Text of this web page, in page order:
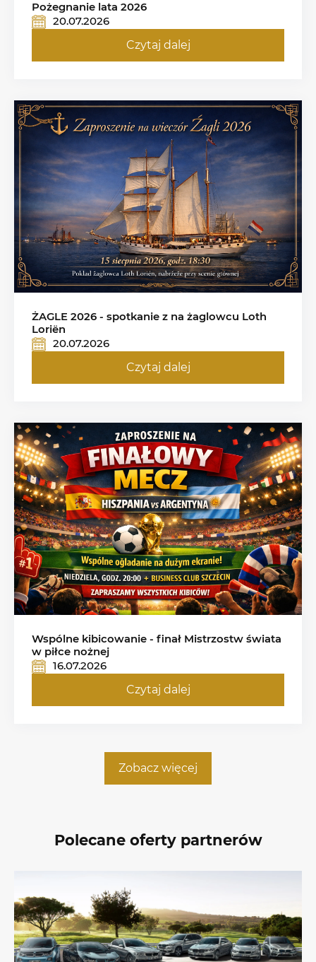
Pożegnanie lata 2026
20.07.2026
Czytaj dalej
ŻAGLE 2026 - spotkanie z na żaglowcu Loth
Loriën
20.07.2026
Czytaj dalej
Wspólne kibicowanie - finał Mistrzostw świata
w piłce nożnej
16.07.2026
Czytaj dalej
Zobacz więcej
Polecane oferty partnerów